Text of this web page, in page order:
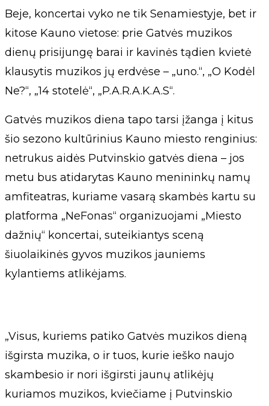
Beje, koncertai vyko ne tik Senamiestyje, bet ir
kitose Kauno vietose: prie Gatvės muzikos
dienų prisijungę barai ir kavinės tądien kvietė
klausytis muzikos jų erdvėse – „uno.“, „O Kodėl
Ne?“, „14 stotelė“, „P.A.R.A.K.A.S“.
Gatvės muzikos diena tapo tarsi įžanga į kitus
šio sezono kultūrinius Kauno miesto renginius:
netrukus aidės Putvinskio gatvės diena – jos
metu bus atidarytas Kauno menininkų namų
amfiteatras, kuriame vasarą skambės kartu su
platforma „NeFonas“ organizuojami „Miesto
dažnių“ koncertai, suteikiantys sceną
šiuolaikinės gyvos muzikos jauniems
kylantiems atlikėjams.
„Visus, kuriems patiko Gatvės muzikos dieną
išgirsta muzika, o ir tuos, kurie ieško naujo
skambesio ir nori išgirsti jaunų atlikėjų
kuriamos muzikos, kviečiame į Putvinskio